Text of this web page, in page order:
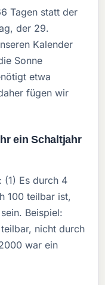
Tagen statt der
der 29.
Kalender
Sonne
etwa
fügen wir
ein Schaltjahr
(1) Es durch 4
100 teilbar ist,
Beispiel:
nicht durch
war ein